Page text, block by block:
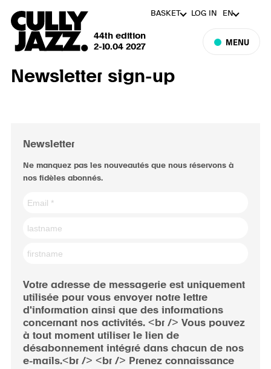
44th edition
2-10.04 2027
MENU
BASKET LOG IN EN
Newsletter sign-up
Newsletter
Ne manquez pas les nouveautés que nous réservons à
nos fidèles abonnés.
Votre adresse de messagerie est uniquement
utilisée pour vous envoyer notre lettre
d'information ainsi que des informations
concernant nos activités. <br /> Vous pouvez
à tout moment utiliser le lien de
désabonnement intégré dans chacun de nos
e-mails.<br /> <br /> Prenez connaissance